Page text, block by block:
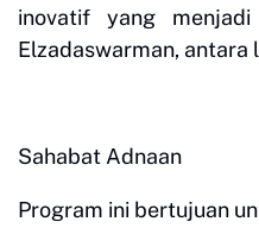
inovatif yang
Elzadaswarman, antara
Sahabat Adnaan
Program ini bertujuan